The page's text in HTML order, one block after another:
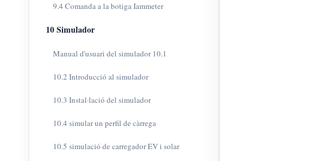
9.4 Comanda a la botiga Iammeter
10 Simulador
Manual d'usuari del simulador 10.1
10.2 Introducció al simulador
10.3 Instal·lació del simulador
10.4 simular un perfil de càrrega
10.5 simulació de carregador EV i solar